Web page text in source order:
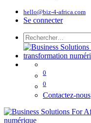
hello@biz-4-africa.com
Se connecter
0
0
Contactez-nous